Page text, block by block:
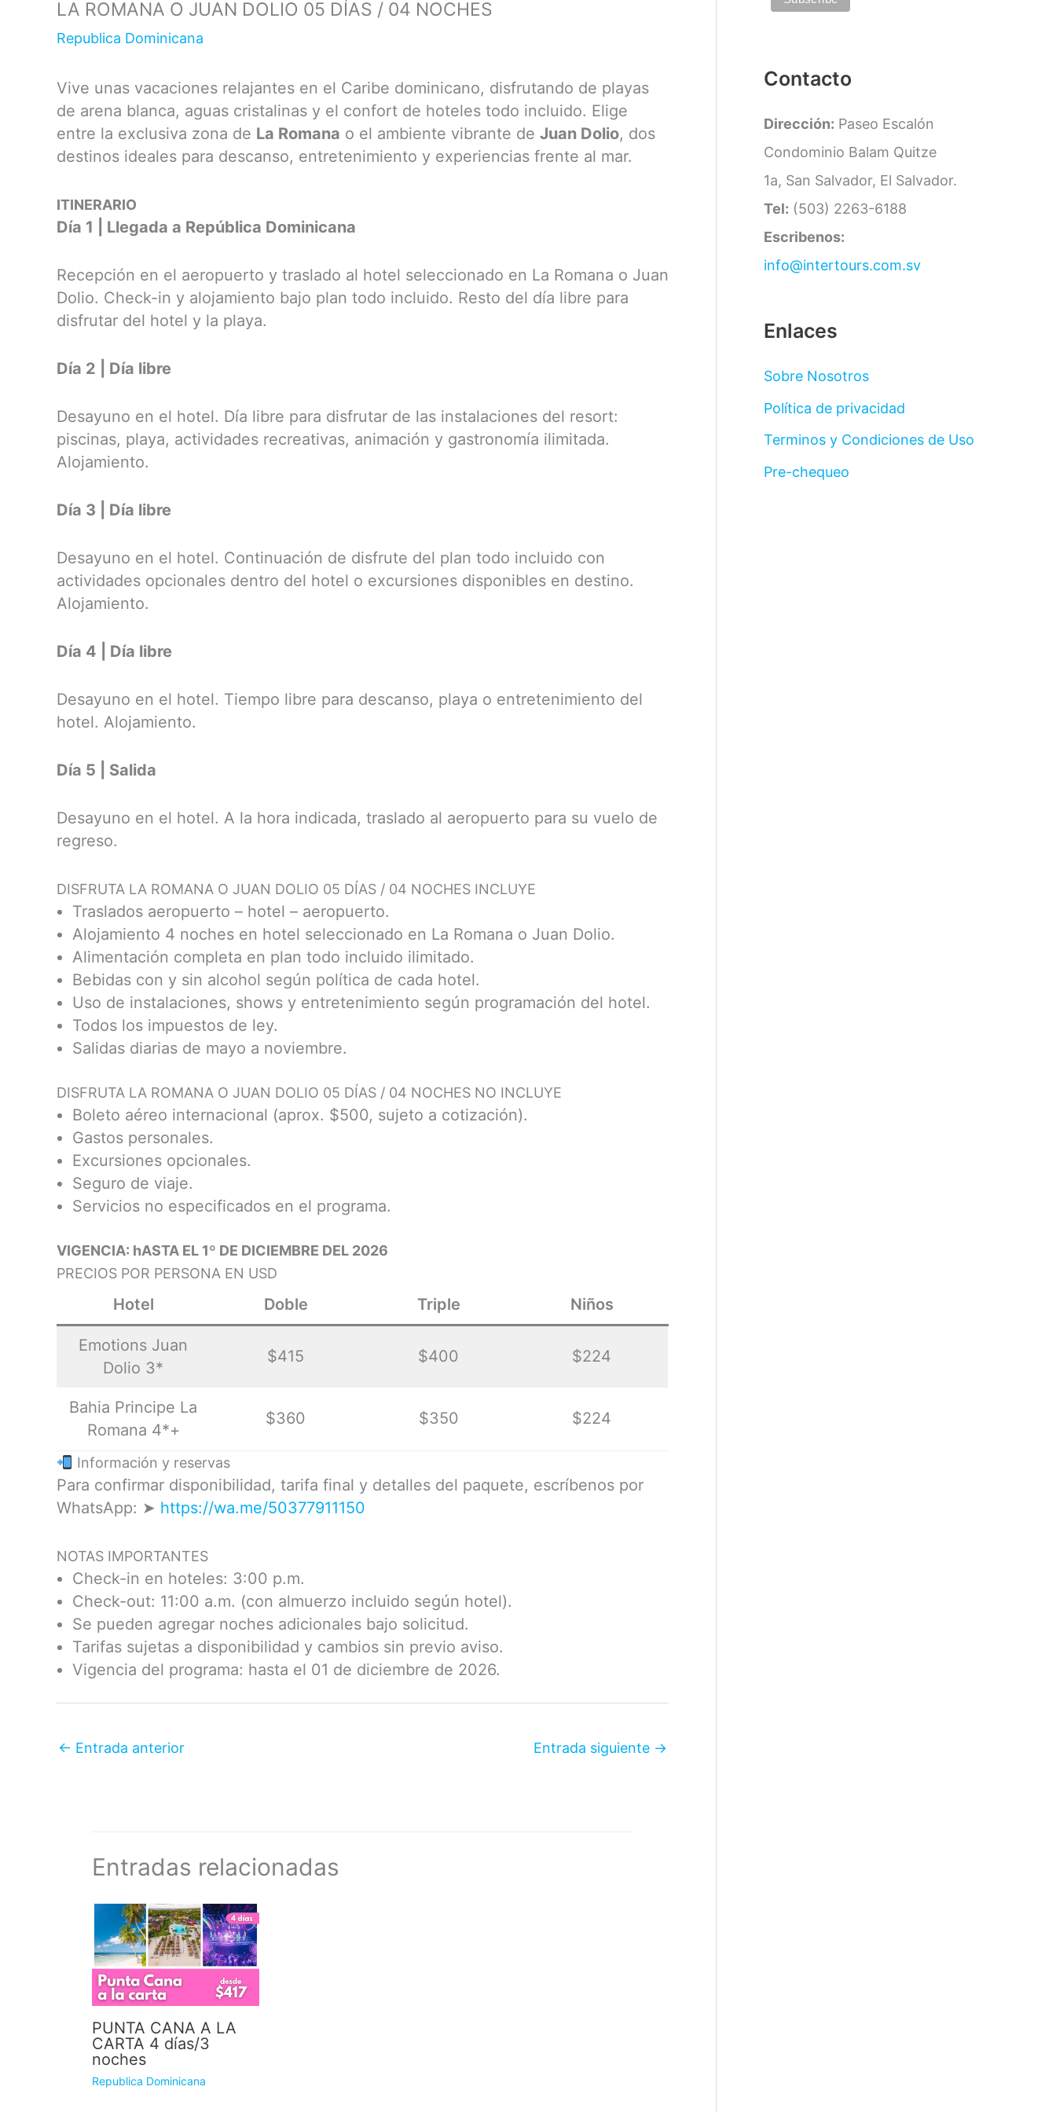
LA ROMANA O JUAN DOLIO 05 DÍAS / 04 NOCHES
Republica Dominicana
Vive unas vacaciones relajantes en el Caribe dominicano, disfrutando de playas
de arena blanca, aguas cristalinas y el confort de hoteles todo incluido. Elige
entre la exclusiva zona de La Romana o el ambiente vibrante de Juan Dolio, dos
destinos ideales para descanso, entretenimiento y experiencias frente al mar.
ITINERARIO
Día 1 | Llegada a República Dominicana
Recepción en el aeropuerto y traslado al hotel seleccionado en La Romana o Juan
Dolio. Check-in y alojamiento bajo plan todo incluido. Resto del día libre para
disfrutar del hotel y la playa.
Día 2 | Día libre
Desayuno en el hotel. Día libre para disfrutar de las instalaciones del resort:
piscinas, playa, actividades recreativas, animación y gastronomía ilimitada.
Alojamiento.
Día 3 | Día libre
Desayuno en el hotel. Continuación de disfrute del plan todo incluido con
actividades opcionales dentro del hotel o excursiones disponibles en destino.
Alojamiento.
Día 4 | Día libre
Desayuno en el hotel. Tiempo libre para descanso, playa o entretenimiento del
hotel. Alojamiento.
Día 5 | Salida
Desayuno en el hotel. A la hora indicada, traslado al aeropuerto para su vuelo de
regreso.
DISFRUTA LA ROMANA O JUAN DOLIO 05 DÍAS / 04 NOCHES INCLUYE
Traslados aeropuerto – hotel – aeropuerto.
Alojamiento 4 noches en hotel seleccionado en La Romana o Juan Dolio.
Alimentación completa en plan todo incluido ilimitado.
Bebidas con y sin alcohol según política de cada hotel.
Uso de instalaciones, shows y entretenimiento según programación del hotel.
Todos los impuestos de ley.
Salidas diarias de mayo a noviembre.
DISFRUTA LA ROMANA O JUAN DOLIO 05 DÍAS / 04 NOCHES NO INCLUYE
Boleto aéreo internacional (aprox. $500, sujeto a cotización).
Gastos personales.
Excursiones opcionales.
Seguro de viaje.
Servicios no especificados en el programa.
VIGENCIA: hASTA EL 1º DE DICIEMBRE DEL 2026
PRECIOS POR PERSONA EN USD
Hotel Doble Triple Niños
Emotions Juan
Dolio 3*
$415 $400 $224
Bahia Principe La
Romana 4*+
$360 $350 $224
Información y reservas
Para confirmar disponibilidad, tarifa final y detalles del paquete, escríbenos por
WhatsApp: ➤ https://wa.me/50377911150
NOTAS IMPORTANTES
Check-in en hoteles: 3:00 p.m.
Check-out: 11:00 a.m. (con almuerzo incluido según hotel).
Se pueden agregar noches adicionales bajo solicitud.
Tarifas sujetas a disponibilidad y cambios sin previo aviso.
Vigencia del programa: hasta el 01 de diciembre de 2026.
← Entrada anterior Entrada siguiente →
Entradas relacionadas
PUNTA CANA A LA
CARTA 4 días/3
noches
Republica Dominicana
Contacto
Dirección: Paseo Escalón
Condominio Balam Quitze
1a, San Salvador, El Salvador.
Tel: (503) 2263-6188
Escribenos:
info@intertours.com.sv
Enlaces
Sobre Nosotros
Política de privacidad
Terminos y Condiciones de Uso
Pre-chequeo